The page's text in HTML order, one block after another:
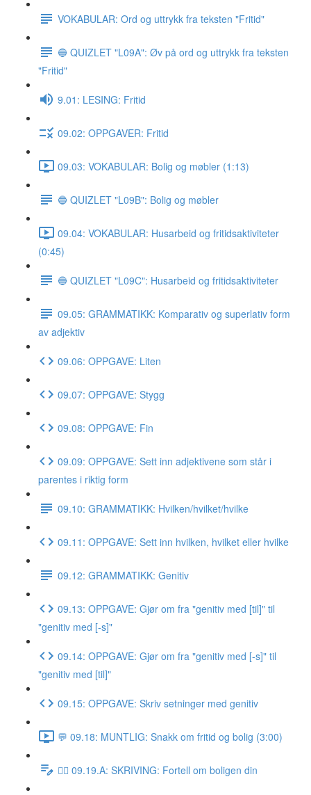
VOKABULAR: Ord og uttrykk fra teksten "Fritid"
🔵 QUIZLET "L09A": Øv på ord og uttrykk fra teksten
"Fritid"
9.01: LESING: Fritid
09.02: OPPGAVER: Fritid
09.03: VOKABULAR: Bolig og møbler (1:13)
🔵 QUIZLET "L09B": Bolig og møbler
09.04: VOKABULAR: Husarbeid og fritidsaktiviteter
(0:45)
🔵 QUIZLET "L09C": Husarbeid og fritidsaktiviteter
09.05: GRAMMATIKK: Komparativ og superlativ form
av adjektiv
09.06: OPPGAVE: Liten
09.07: OPPGAVE: Stygg
09.08: OPPGAVE: Fin
09.09: OPPGAVE: Sett inn adjektivene som står i
parentes i riktig form
09.10: GRAMMATIKK: Hvilken/hvilket/hvilke
09.11: OPPGAVE: Sett inn hvilken, hvilket eller hvilke
09.12: GRAMMATIKK: Genitiv
09.13: OPPGAVE: Gjør om fra "genitiv med [til]" til
"genitiv med [-s]"
09.14: OPPGAVE: Gjør om fra "genitiv med [-s]" til
"genitiv med [til]"
09.15: OPPGAVE: Skriv setninger med genitiv
💬 09.18: MUNTLIG: Snakk om fritid og bolig (3:00)
✍🏼 09.19.A: SKRIVING: Fortell om boligen din